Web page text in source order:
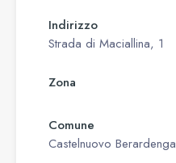
Indirizzo
Strada di Maciallina, 1
Zona
Comune
Castelnuovo Berardenga